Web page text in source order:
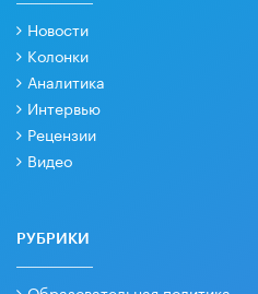
Новости
Колонки
Аналитика
Интервью
Рецензии
Видео
РУБРИКИ